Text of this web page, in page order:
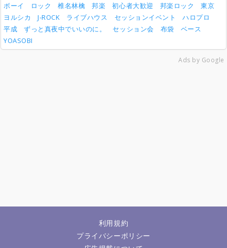
ボーイ
ロック 椎名林檎 邦楽 初心者大歓迎 邦楽ロック
東京
ヨルシカ
J-ROCK ライブハウス セッションイベント
ハロプロ
平成
ずっと真夜中でいいのに。 セッション会 布袋
ベース
YOASOBI
Ads by Google
利用規約
プライバシーポリシー